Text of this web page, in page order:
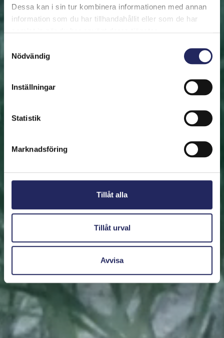
Dessa kan i sin tur kombinera informationen med annan
information som du har tillhandahållit eller som de har
Nödvändig
Inställningar
Statistik
Marknadsföring
Tillåt alla
Tillåt urval
Avvisa
Rädda en bit
Hjälp oss att rädda Östersjön. Du kan också ge den
räddade biten som en present. En bit av Östersjön är